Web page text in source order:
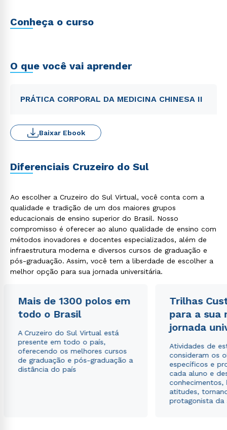
Conheça o curso
O que você vai aprender
PRÁTICA CORPORAL DA MEDICINA CHINESA II
Baixar Ebook
Diferenciais Cruzeiro do Sul
Ao escolher a Cruzeiro do Sul Virtual, você conta com a
qualidade e tradição de um dos maiores grupos
educacionais de ensino superior do Brasil. Nosso
compromisso é oferecer ao aluno qualidade de ensino com
métodos inovadores e docentes especializados, além de
infraestrutura moderna e diversos cursos de graduação e
pós-graduação. Assim, você tem a liberdade de escolher a
melhor opção para sua jornada universitária.
Mais de 1300 polos em
todo o Brasil
A Cruzeiro do Sul Virtual está
presente em todo o país,
oferecendo os melhores cursos
de graduação e pós-graduação a
distância do país
Trilhas
para a sua
jornada
Atividades de
consideram os
específicos e
cada aluno e
conhecimentos,
atitudes,
protagonista da
ou
Política de Privacidade.e
autorizo que meus dados sejam utilizados para o